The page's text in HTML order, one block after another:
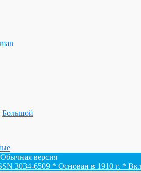
Большой
Обычная версия
3034-6509 * Основан в 1910 г. *